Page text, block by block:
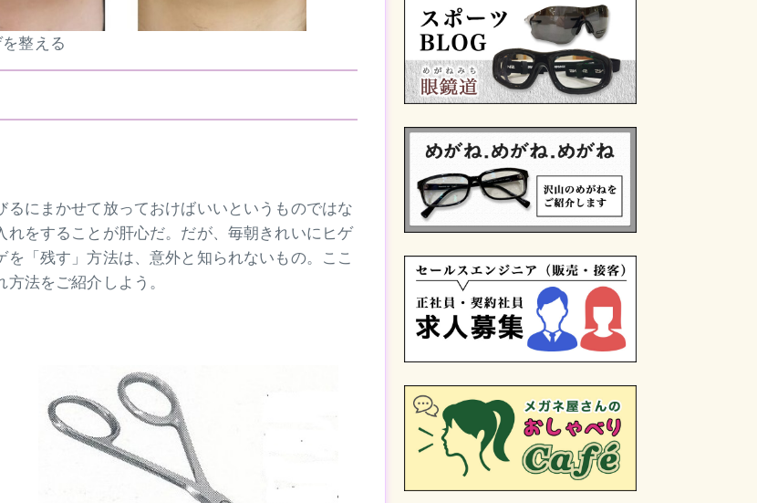
を整える
にまかせて放っておけばいいというものではな
をすることが肝心だ。だが、毎朝きれいにヒゲ
「残す」方法は、意外と知られないもの。ここ
法をご紹介しよう。